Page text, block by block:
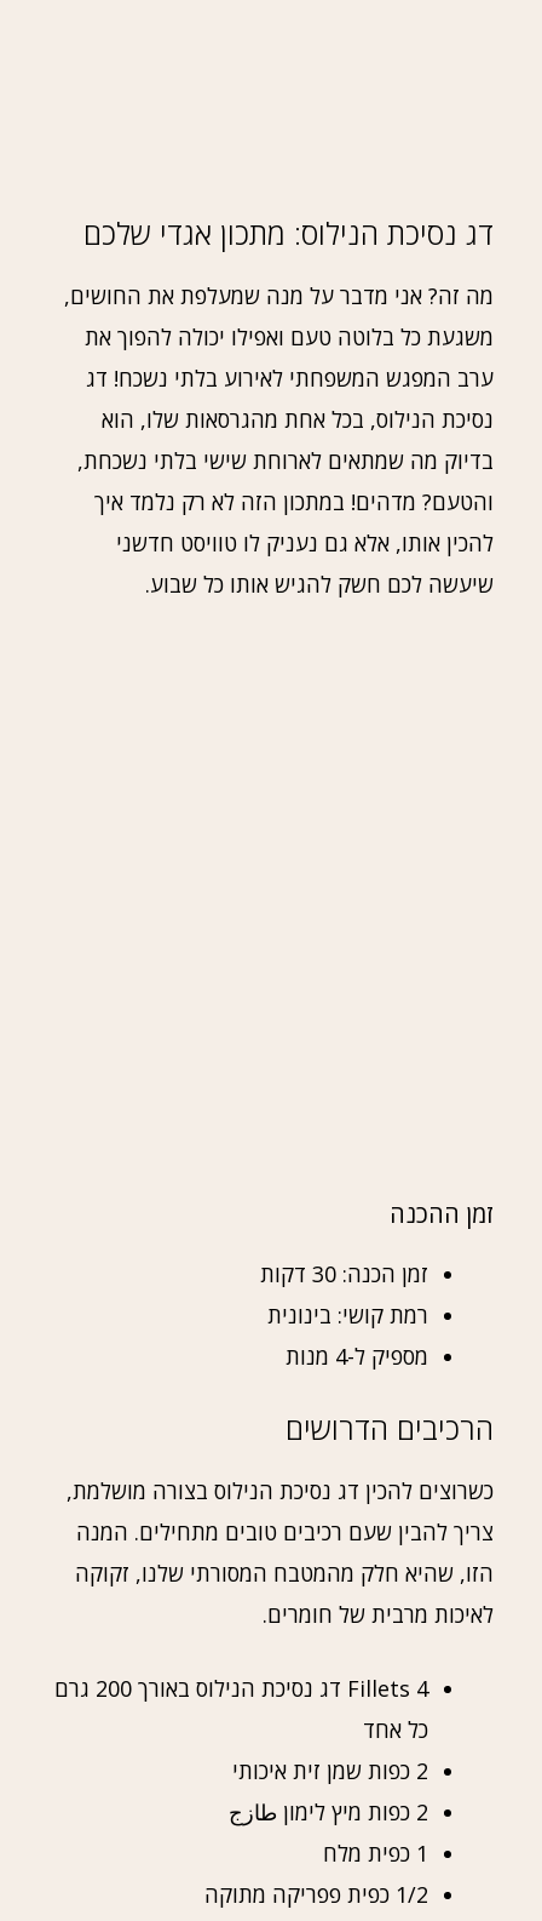
דג נסיכת הנילוס: מתכון אגדי שלכם
מה זה? אני מדבר על מנה שמעלפת את החושים,
משגעת כל בלוטה טעם ואפילו יכולה להפוך את
ערב המפגש המשפחתי לאירוע בלתי נשכח! דג
נסיכת הנילוס, בכל אחת מהגרסאות שלו, הוא
בדיוק מה שמתאים לארוחת שישי בלתי נשכחת,
והטעם? מדהים! במתכון הזה לא רק נלמד איך
להכין אותו, אלא גם נעניק לו טוויסט חדשני
שיעשה לכם חשק להגיש אותו כל שבוע.
זמן ההכנה
זמן הכנה: 30 דקות
רמת קושי: בינונית
מספיק ל-4 מנות
הרכיבים הדרושים
כשרוצים להכין דג נסיכת הנילוס בצורה מושלמת,
צריך להבין שעם רכיבים טובים מתחילים. המנה
הזו, שהיא חלק מהמטבח המסורתי שלנו, זקוקה
לאיכות מרבית של חומרים.
4 Fillets דג נסיכת הנילוס באורך 200 גרם
כל אחד
2 כפות שמן זית איכותי
2 כפות מיץ לימון طازج
1 כפית מלח
1/2 כפית פפריקה מתוקה